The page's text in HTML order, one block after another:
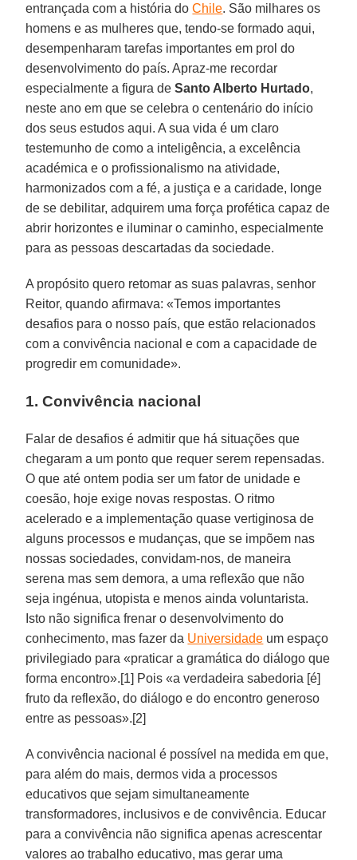
entrançada com a história doChile. São milhares os
homens e as mulheres que, tendo-se formado aqui,
desempenharam tarefas importantes em prol do
desenvolvimento do país. Apraz-me recordar
especialmente a figura deSanto Alberto Hurtado,
neste ano em que se celebra o centenário do início
dos seus estudos aqui. A sua vida é um claro
testemunho de como a inteligência, a excelência
académica e o profissionalismo na atividade,
harmonizados com a fé, a justiça e a caridade, longe
de se debilitar, adquirem uma força profética capaz de
abrir horizontes e iluminar o caminho, especialmente
para as pessoas descartadas da sociedade.
A propósito quero retomar as suas palavras, senhor
Reitor, quando afirmava: «Temos importantes
desafios para o nosso país, que estão relacionados
com a convivência nacional e com a capacidade de
progredir em comunidade».
1. Convivência nacional
Falar de desafios é admitir que há situações que
chegaram a um ponto que requer serem repensadas.
O que até ontem podia ser um fator de unidade e
coesão, hoje exige novas respostas. O ritmo
acelerado e a implementação quase vertiginosa de
alguns processos e mudanças, que se impõem nas
nossas sociedades, convidam-nos, de maneira
serena mas sem demora, a uma reflexão que não
seja ingénua, utopista e menos ainda voluntarista.
Isto não significa frenar o desenvolvimento do
conhecimento, mas fazer da Universidade um espaço
privilegiado para «praticar a gramática do diálogo que
forma encontro».[1] Pois «a verdadeira sabedoria [é]
fruto da reflexão, do diálogo e do encontro generoso
entre as pessoas».[2]
A convivência nacional é possível na medida em que,
para além do mais, dermos vida a processos
educativos que sejam simultaneamente
transformadores, inclusivos e de convivência. Educar
para a convivência não significa apenas acrescentar
valores ao trabalho educativo, mas gerar uma